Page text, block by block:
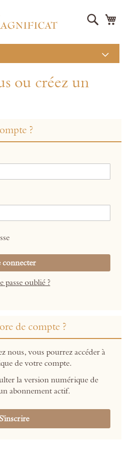
ou créez un
?
connecter
passe oublié ?
de compte ?
nous, vous pourrez accéder à
de votre compte.
la version numérique de
abonnement actif.